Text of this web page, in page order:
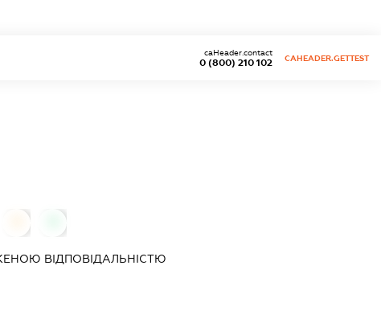
0 (800) 210 102
caHeader.contact
CAHEADER.GETTEST
ВІДПОВІДАЛЬНІСТЮ